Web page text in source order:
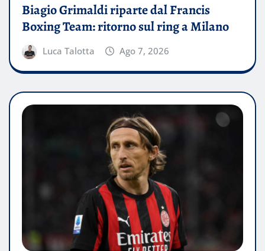
Biagio Grimaldi riparte dal Francis
Boxing Team: ritorno sul ring a Milano
Luca Talotta Ago 7, 2026